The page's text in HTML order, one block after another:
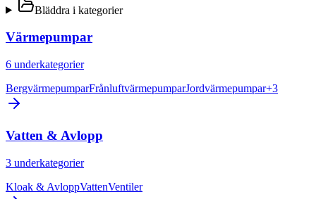
Bläddra i kategorier
Värmepumpar
6 underkategorier
BergvärmepumparFrånluftvärmepumparJordvärmepumpar+3
Vatten & Avlopp
3 underkategorier
Kloak & AvloppVattenVentiler